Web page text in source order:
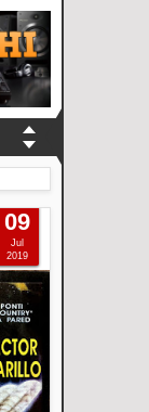
09
Jul
2019